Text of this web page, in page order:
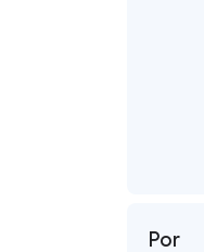
Por